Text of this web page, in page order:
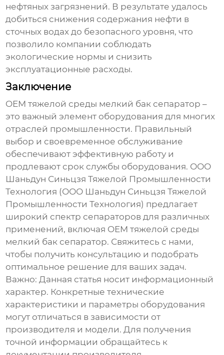
нефтяных загрязнений. В результате удалось
добиться снижения содержания нефти в
сточных водах до безопасного уровня, что
позволило компании соблюдать
экологические нормы и снизить
эксплуатационные расходы.
Заключение
OEM тяжелой среды мелкий бак сепаратор –
это важный элемент оборудования для многих
отраслей промышленности. Правильный
выбор и своевременное обслуживание
обеспечивают эффективную работу и
продлевают срок службы оборудования. ООО
Шаньдун Синьцзя Тяжелой Промышленности
Технология (ООО Шаньдун Синьцзя Тяжелой
Промышленности Технология) предлагает
широкий спектр сепараторов для различных
применений, включая OEM тяжелой среды
мелкий бак сепаратор. Свяжитесь с нами,
чтобы получить консультацию и подобрать
оптимальное решение для ваших задач.
Важно: Данная статья носит информационный
характер. Конкретные технические
характеристики и параметры оборудования
могут отличаться в зависимости от
производителя и модели. Для получения
точной информации обращайтесь к